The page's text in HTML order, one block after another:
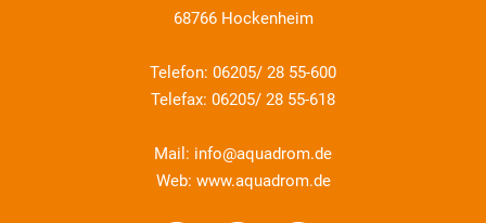
68766 Hockenheim
Telefon: 06205/ 28 55-600
Telefax: 06205/ 28 55-618
Mail: info@aquadrom.de
Web: www.aquadrom.de